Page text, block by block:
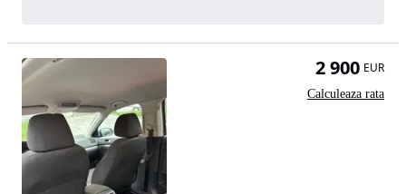
2 900 EUR
Calculeaza rata